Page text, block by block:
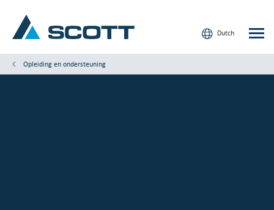
Dutch
Opleiding en ondersteuning